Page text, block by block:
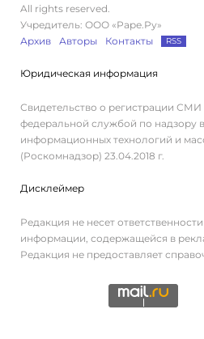
All rights reserved.
Учредитель: ООО «Раре.Ру»
Архив
Авторы Контакты RSS
Юридическая информация
Свидетельство о регистрации
федеральной службой по надзору в
информационных технологий и
(Роскомнадзор) 23.04.2018 г.
Дисклеймер
Редакция не несет
информации, содержащейся в
Редакция не предоставляет